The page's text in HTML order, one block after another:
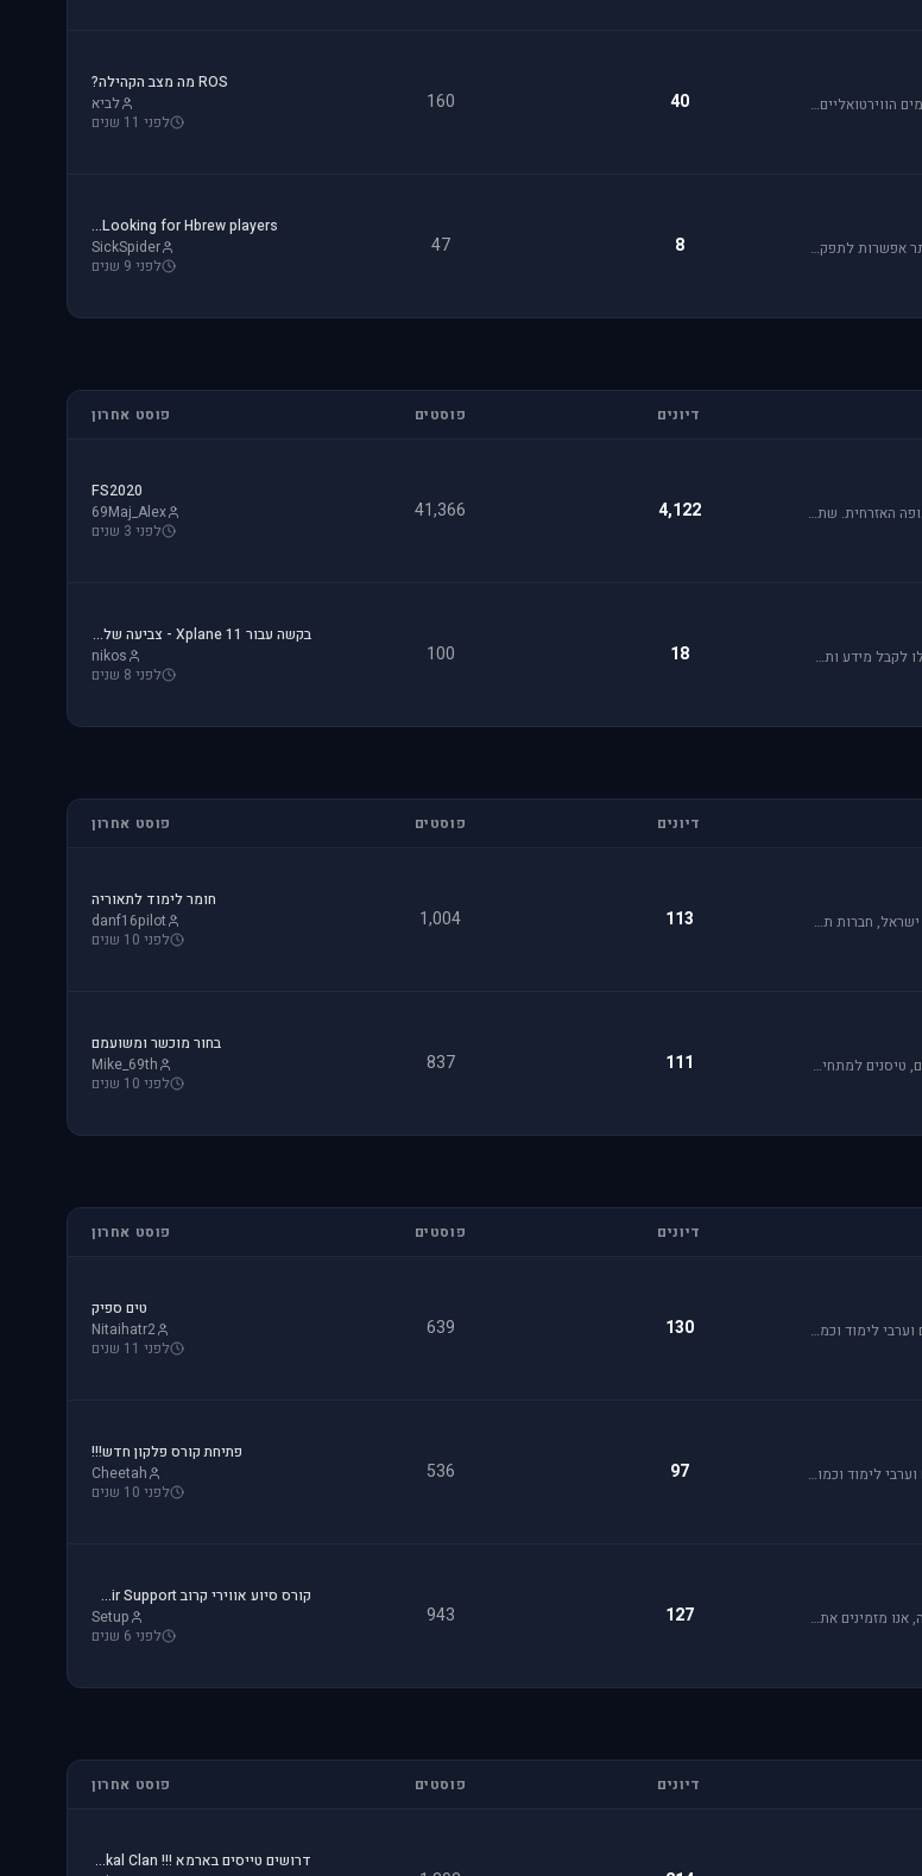
Rise of Flight הוא סימולטור מלחמת העולם הראשונה הטוב ביותר שיש! טוס בשמים הווירטואליים במטוסים האגדיים, Sopwith Camel, S.E.5a, Albatros D.Va וה-Fokker Dr.1 שטסו בהם אבירי מלחמת העולם. השמיים הווירטואליים צריכים אותך! 40
160
ROS מה מצב הקהילה?
לביא
לפני 11 שנים
War Thunder סימולטור טיסה קרבי השייך לתקופת מלחמת העולם השנייה, לכותר אפשרות לתפקד בקשת רחבה של רמות ריאליזם החל מאפשרות Arcade ועד לסימולטור של ממש. 8
47
Looking for Hbrew players...
SickSpider
לפני 9 שנים
דיונים פוסטים פוסט אחרון
Flight Simulator הוא סימולטור טיסה הפופולארי והריאליסטי ביותר בתחום התעופה האזרחית. שתף וקבל תמיכה עבור שדות תעופה, סינרים, צביעות ומטוסים עבור FSX ו-FS2004. 4,122
41,366
FS2020
69Maj_Alex
לפני 3 שנים
קהילת הסימולטור X-plane, סימולטור העתיד של התעופה האזרחית. בפורום תוכלו לקבל מידע ותמיכה. אז קדימה, תפסו את הג'ויסטיק והצטרפו לחוויה. 18
100
בקשה עבור Xplane 11 - צביעה של חברת ישראייר למטוס FF A320
nikos
לפני 8 שנים
דיונים פוסטים פוסט אחרון
פורום תעופה קלה מתמחה בכל האפשרויות הקיימות: טייס ליום אחד, טיסה בשמי ישראל, חברות תעופה, בתי ספר לטיסה, רשיון טייס ואפילו טיסות רומנטיות. 113
1,004
חומר לימוד לתאוריה
danf16pilot
לפני 10 שנים
טיסנאות היא תחביב יקר, בואו לקבל תמיכה ומידע על טיסנים יד שניה, חנות טיסנים, טיסנים למתחילים וכמובן לשתף את החברים בחוויות. הצטרפו לפורום טיסנים! 111
837
בחור מוכשר ומשועמם
Mike_69th
לפני 10 שנים
דיונים פוסטים פוסט אחרון
פורום בית ספר לטיסה בסימולטור אי אל 2. בפורום תקבלו עדכונים אודות מפגשים וערבי לימוד וכמובן מדריכי סימולטור. 130
639
טים ספיק
Nitaihatr2
לפני 11 שנים
פורום בית ספר לטיסה לסימולטור פאלקון. בפורום תקבלו עדכונים אודות מפגשים וערבי לימוד וכמובן מדריכי סימולטור. 97
536
פתיחת קורס פלקון חדש!!!
Cheetah
לפני 10 שנים
כל סימולטור מסדרת DCS הוא עולם בפני עצמו ויכול להיות מאוד מסובך בהתחלה, אנו מזמינים אתכם להרשם לבית הספר לטיסה על מנת ללמוד על כל רבדי מדמי הטיסה השונים. 127
943
קורס סיוע אווירי קרוב CAS - Close Air Support
Setup
לפני 6 שנים
דיונים פוסטים פוסט אחרון
דרושים טייסים בארמא !!! Sayeret Matkal Clan